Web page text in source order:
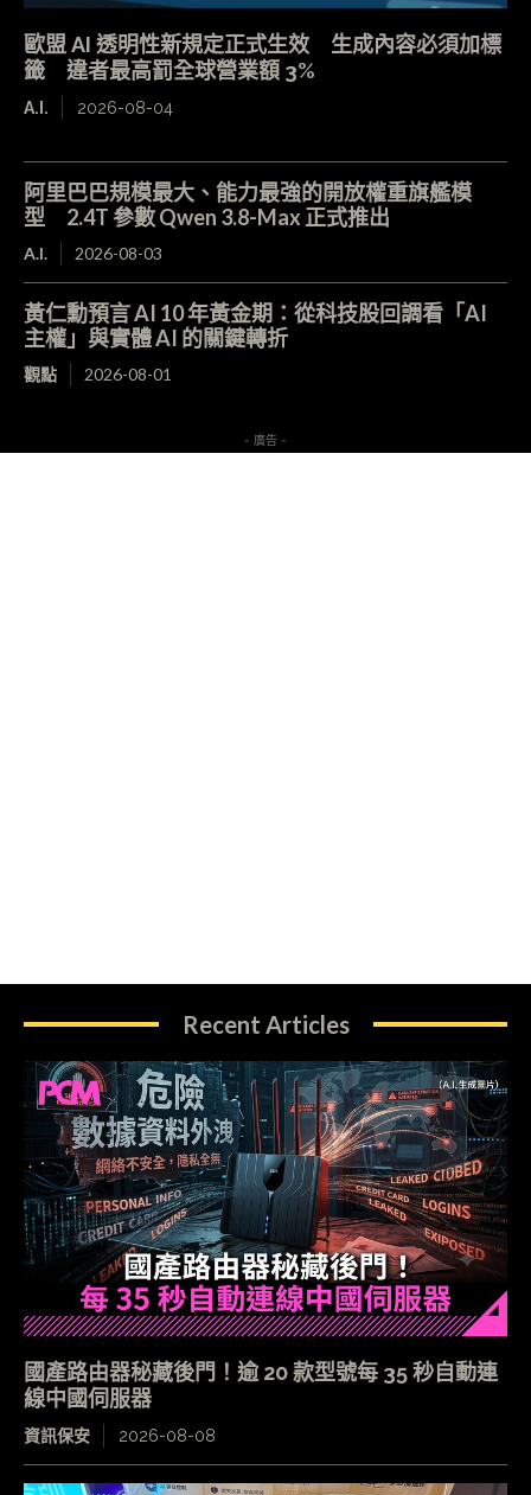
歐盟 AI 透明性新規定正式生效 生成內容必須加標
籤 違者最高罰全球營業額 3%
A.I. 2026-08-04
阿里巴巴規模最大、能力最強的開放權重旗艦模
型 2.4T 參數 Qwen 3.8-Max 正式推出
A.I. 2026-08-03
黃仁勳預言 AI 10 年黃金期：從科技股回調看「AI
主權」與實體 AI 的關鍵轉折
觀點 2026-08-01
- 廣告 -
Recent Articles
國產路由器秘藏後門！逾 20 款型號每 35 秒自動連
線中國伺服器
資訊保安 2026-08-08